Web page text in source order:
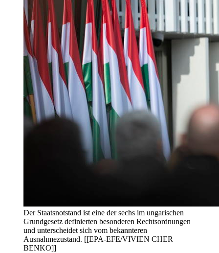
Der Staatsnotstand ist eine der sechs im ungarischen
Grundgesetz definierten besonderen Rechtsordnungen
und unterscheidet sich vom bekannteren
Ausnahmezustand. [[EPA-EFE/VIVIEN CHER
BENKO]]